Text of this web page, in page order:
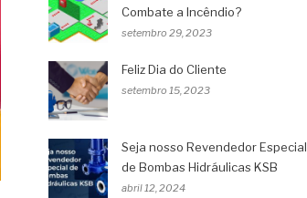
Combate a Incêndio?
setembro 29, 2023
Feliz Dia do Cliente
setembro 15, 2023
Seja nosso Revendedor Especial
de Bombas Hidráulicas KSB
abril 12, 2024